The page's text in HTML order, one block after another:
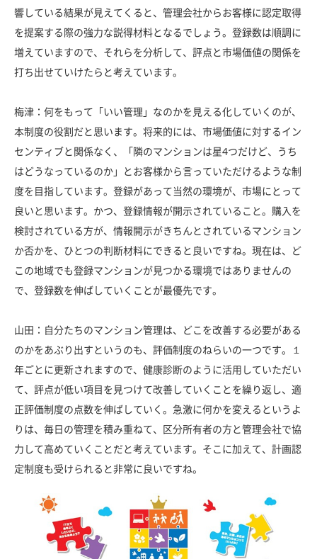
響している結果が見えてくると、管理会社からお客様に認定取得
を提案する際の強力な説得材料となるでしょう。登録数は順調に
増えていますので、それらを分析して、評点と市場価値の関係を
打ち出せていけたらと考えています。
梅津：何をもって「いい管理」なのかを見える化していくのが、
本制度の役割だと思います。将来的には、市場価値に対するイン
センティブと関係なく、「隣のマンションは星4つだけど、うち
はどうなっているのか」とお客様から言っていただけるような制
度を目指しています。登録があって当然の環境が、市場にとって
良いと思います。かつ、登録情報が開示されていること。購入を
検討されている方が、情報開示がきちんとされているマンション
か否かを、ひとつの判断材料にできると良いですね。現在は、ど
この地域でも登録マンションが見つかる環境ではありませんの
で、登録数を伸ばしていくことが最優先です。
山田：自分たちのマンション管理は、どこを改善する必要がある
のかをあぶり出すというのも、評価制度のねらいの一つです。１
年ごとに更新されますので、健康診断のように活用していただい
て、評点が低い項目を見つけて改善していくことを繰り返し、適
正評価制度の点数を伸ばしていく。急激に何かを変えるというよ
りは、毎日の管理を積み重ねて、区分所有者の方と管理会社で協
力して高めていくことだと考えています。そこに加えて、計画認
定制度も受けられると非常に良いですね。